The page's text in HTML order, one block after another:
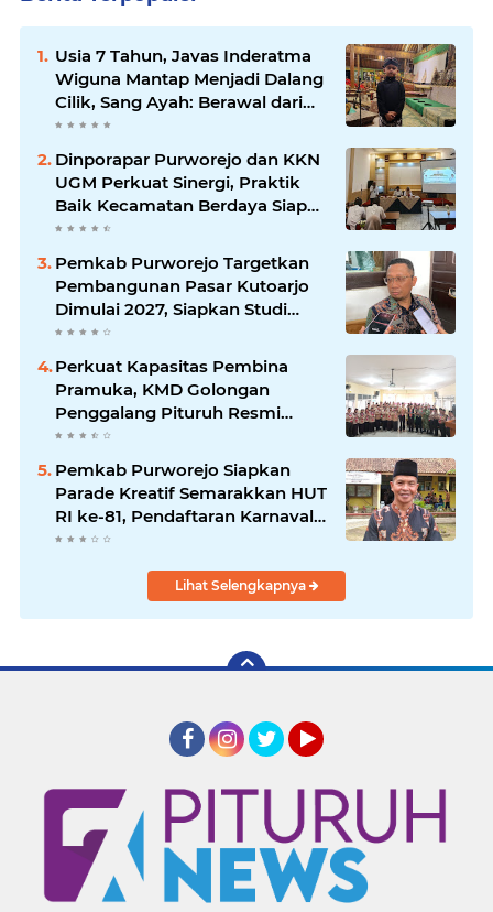
Usia 7 Tahun, Javas Inderatma
Wiguna Mantap Menjadi Dalang
Cilik, Sang Ayah: Berawal dari
Menonton Wayang di YouTube
Dinporapar Purworejo dan KKN
UGM Perkuat Sinergi, Praktik
Baik Kecamatan Berdaya Siap
Direplikasi
Pemkab Purworejo Targetkan
Pembangunan Pasar Kutoarjo
Dimulai 2027, Siapkan Studi
Kelayakan hingga DED
Perkuat Kapasitas Pembina
Pramuka, KMD Golongan
Penggalang Pituruh Resmi
Dimulai
Pemkab Purworejo Siapkan
Parade Kreatif Semarakkan HUT
RI ke-81, Pendaftaran Karnaval
Resmi Dibuka
Lihat Selengkapnya